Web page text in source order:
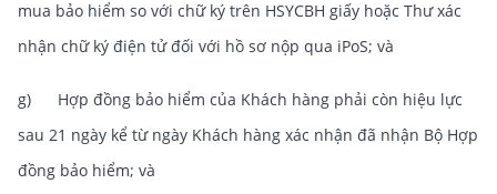
mua bảo hiểm so với chữ ký trên HSYCBH giấy hoặc Thư xác
nhận chữ ký điện tử đối với hồ sơ nộp qua iPoS; và
g) Hợp đồng bảo hiểm của Khách hàng phải còn hiệu lực
sau 21 ngày kể từ ngày Khách hàng xác nhận đã nhận Bộ Hợp
đồng bảo hiểm; và